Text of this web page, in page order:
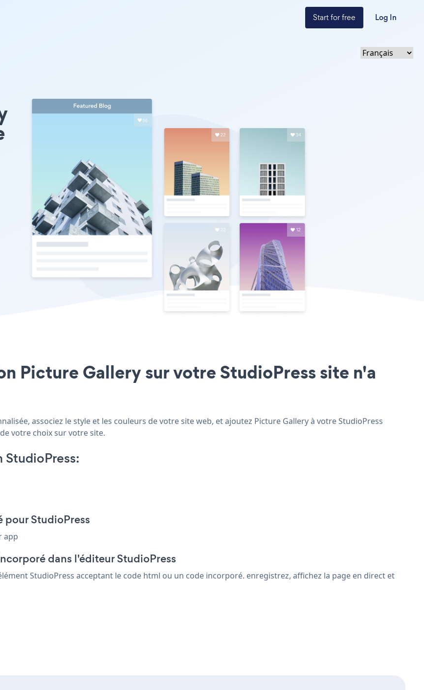
Start for free Log In
Picture Gallery sur votre StudioPress site n'a
associez le style et les couleurs de votre site web, et ajoutez Picture Gallery à votre StudioPress
votre choix sur votre site.
StudioPress:
StudioPress
app
dans l'éditeur StudioPress
StudioPress acceptant le code html ou un code incorporé. enregistrez, affichez la page en direct et